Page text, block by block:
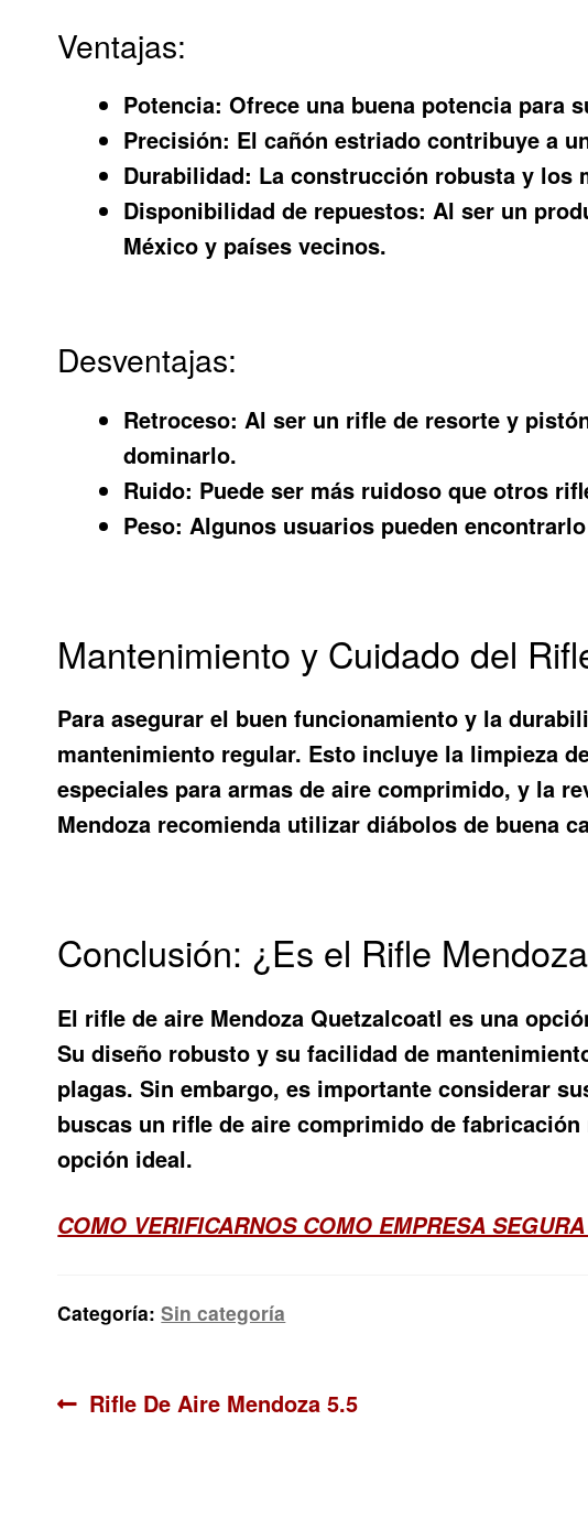
Ventajas:
Potencia: Ofrece una buena potencia para
Precisión: El cañón estriado contribuye a
Durabilidad: La construcción robusta y los
Disponibilidad de repuestos: Al ser un
México y países vecinos.
Desventajas:
Retroceso: Al ser un rifle de resorte y
dominarlo.
Ruido: Puede ser más ruidoso que otros
Peso: Algunos usuarios pueden
Mantenimiento y Cuidado del
Para asegurar el buen funcionamiento y la
mantenimiento regular. Esto incluye la limpieza
especiales para armas de aire comprimido, y la
Mendoza recomienda utilizar diábolos de buena
Conclusión: ¿Es el Rifle
El rifle de aire Mendoza Quetzalcoatl es una
Su diseño robusto y su facilidad de
plagas. Sin embargo, es importante considerar
buscas un rifle de aire comprimido de
opción ideal.
COMO VERIFICARNOS COMO EMPRESA
Categoría:Sin categoría
Navegación
Anterior:
Rifle De Aire Mendoza 5.5